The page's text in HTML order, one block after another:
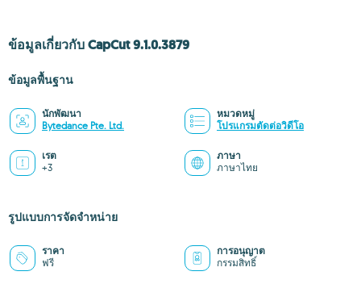
ข้อมูลเกี่ยวกับ CapCut 9.1.0.3879
ข้อมูลพื้นฐาน
นักพัฒนา
Bytedance Pte. Ltd.
หมวดหมู่
โปรแกรมตัดต่อวิดีโอ
เรต
+3
ภาษา
ภาษาไทย
รูปแบบการจัดจำหน่าย
ราคา
ฟรี
การอนุญาต
กรรมสิทธิ์